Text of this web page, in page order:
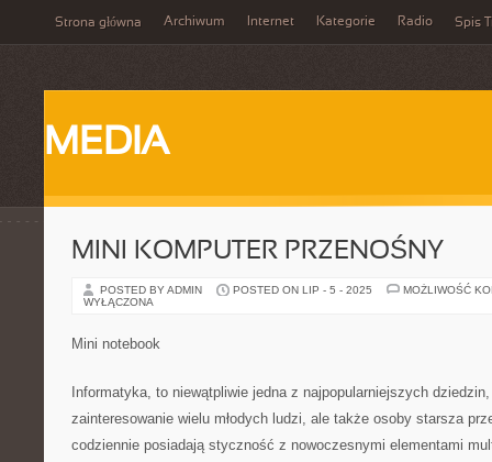
Strona główna Archiwum Internet Kategorie Radio Spis
MEDIA
MINI KOMPUTER PRZENOŚNY
POSTED BY ADMIN POSTED ON LIP - 5 - 2025
MOŻLIWOŚĆ
WYŁĄCZONA
Mini notebook
Informatyka, to niewątpliwie jedna z najpopularniejszych
zainteresowanie wielu młodych ludzi, ale także osoby starsza
codziennie posiadają styczność z nowoczesnymi elementami